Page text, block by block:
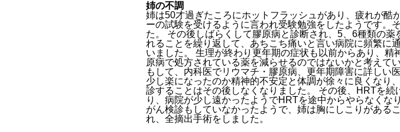
姉の不調
姉は50才過ぎたころにホットフラッシュがあり、疲れが酷
ーの試験を受けるように言われ受験勉強をしたようです。
た。 その後しばらくして膠原病と診断され、5、6種類の
れることを繰り返して、あちこち痛いと言い病院に頻繁に
いました。 生理が終わり更年期の症状も以前からあり、
原病で処方されている薬を減らせるのではないかと考えて
もして、内科医でリウマチ・膠原病、更年期障害に詳し
少し楽になったのか精神的不安定と体調が徐々に良くなり
診することはその後しなくなりました。 その後、HRTを
り、病院が少し遠かったようでHRTを途中からやらなく
がん検診もしていなかったようで、姉は胸にしこりがあ
れ、全摘出手術をしました。